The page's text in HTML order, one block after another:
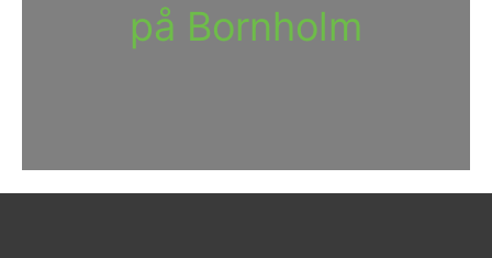
på Bornholm